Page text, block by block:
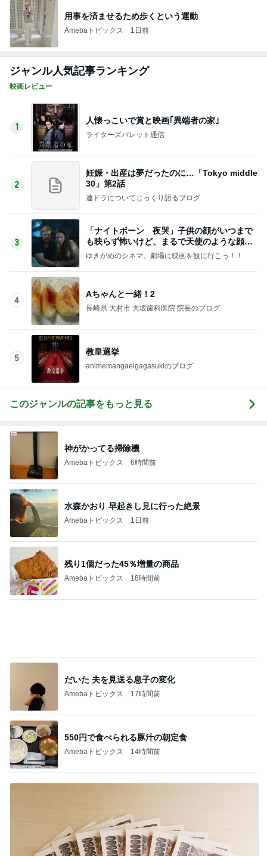
用事を済ませるため歩くという運動
Amebaトピックス 1日前
ジャンル人気記事ランキング
映画レビュー
1
人懐っこいで賞と映画｢異端者の家｣
ライターズパレット通信
2
妊娠・出産は夢だったのに…「Tokyo middle
30」第2話
連ドラについてじっくり語るブログ
3
「ナイトボーン 夜哭」子供の顔がいつまで
も映らず怖いけど、まるで天使のような顔の
赤ちゃんでした。
ゆきがめのシネマ。劇場に映画を観に行こっ！！
4
Aちゃんと一緒！2
長崎県 大村市 大坂歯科医院 院長のブログ
5
教皇選挙
animemangaeigagasukiのブログ
このジャンルの記事をもっと見る
神がかってる掃除機
Amebaトピックス 6時間前
水森かおり 早起きし見に行った絶景
Amebaトピックス 1日前
残り1個だった45％増量の商品
Amebaトピックス 18時間前
550円で食べられる豚汁の朝定食
Amebaトピックス 14時間前